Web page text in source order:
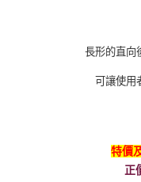
長形的直向
可讓使用
特價
正